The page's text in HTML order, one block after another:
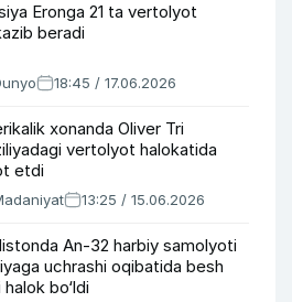
Eronga 21 ta vertolyot
beradi
18:45 / 17.06.2026
xonanda Oliver Tri
vertolyot halokatida
etdi
13:25 / 15.06.2026
An-32 harbiy samolyoti
uchrashi oqibatida besh
bo‘ldi